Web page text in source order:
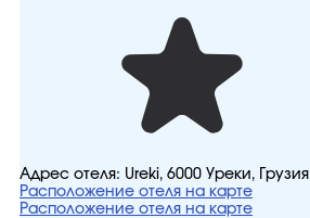
Адрес отеля: Ureki, 6000 Уреки, Грузия
Расположение отеля на карте
Расположение отеля на карте